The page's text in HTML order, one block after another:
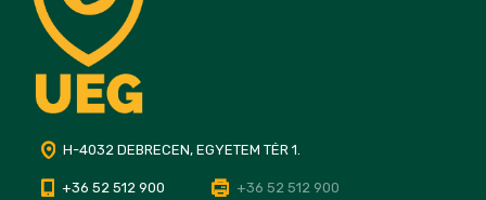
H-4032 DEBRECEN, EGYETEM TÉR 1.
+36 52 512 900 +36 52 512 900